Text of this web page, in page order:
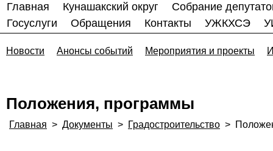
Главная Кунашакский округ
Собрание
Госуслуги
Обращения Контакты УЖКХСЭ
Новости Анонсы событий Мероприятия и проекты
Положения, программы
Главная > Документы > Градостроительство >